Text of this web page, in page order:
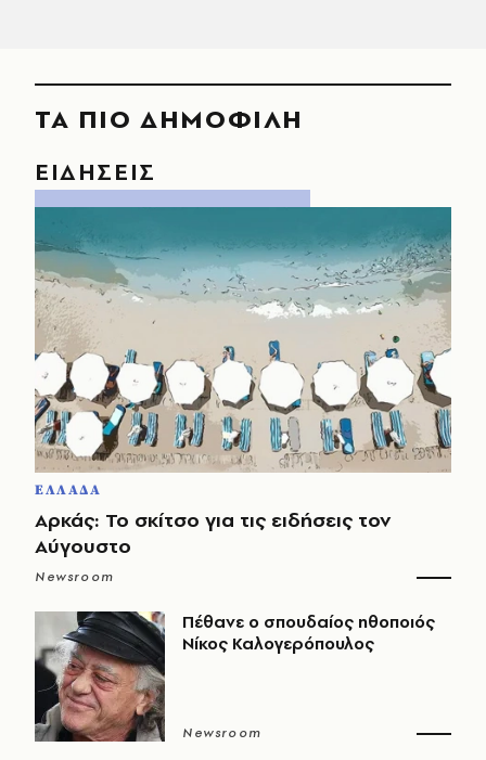
ΤΑ ΠΙΟ ΔΗΜΟΦΙΛΗ
ΕΙΔΗΣΕΙΣ
ΕΛΛΑΔΑ
Αρκάς: Το σκίτσο για τις ειδήσεις τον
Αύγουστο
Newsroom
Πέθανε ο σπουδαίος ηθοποιός
Νίκος Καλογερόπουλος
Newsroom